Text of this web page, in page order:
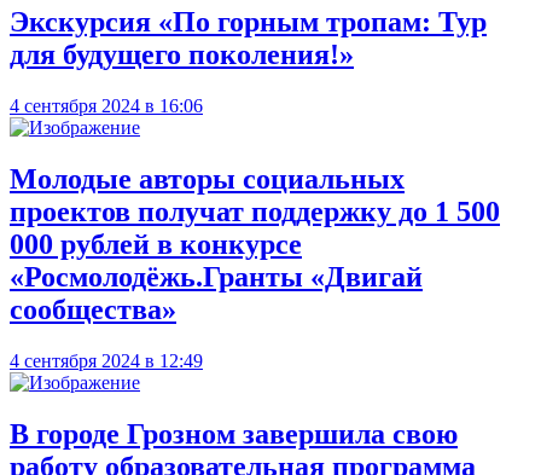
Экскурсия «По горным тропам: Тур
для будущего поколения!»
4 сентября 2024 в 16:06
Молодые авторы социальных
проектов получат поддержку до 1 500
000 рублей в конкурсе
«Росмолодёжь.Гранты «Двигай
сообщества»
4 сентября 2024 в 12:49
В городе Грозном завершила свою
работу образовательная программа